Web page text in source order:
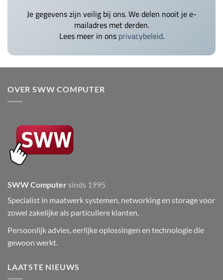
Je gegevens zijn veilig bij ons. We delen nooit je e-
mailadres met derden.
Lees meer in onsprivacybeleid.
OVER SWW COMPUTER
SWW Computer sinds 1995
Specialist in maatwerk systemen, networking en storage voor
zowel zakelijke als particuliere klanten.
Persoonlijk advies, eerlijke oplossingen en technologie die
gewoon werkt.
LAATSTE NIEUWS